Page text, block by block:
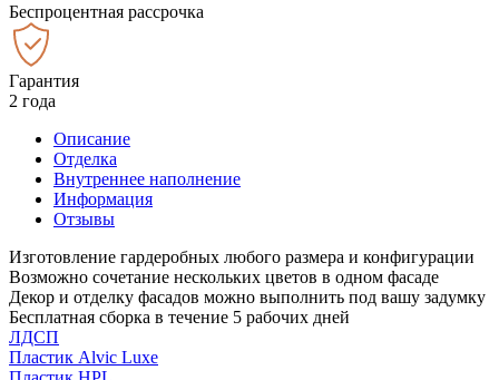
Беспроцентная рассрочка
Гарантия
2 года
Описание
Отделка
Внутреннее наполнение
Информация
Отзывы
Изготовление гардеробных любого размера и конфигурации
Возможно сочетание нескольких цветов в одном фасаде
Декор и отделку фасадов можно выполнить под вашу задумку
Бесплатная сборка в течение 5 рабочих дней
ЛДСП
Пластик Alvic Luxe